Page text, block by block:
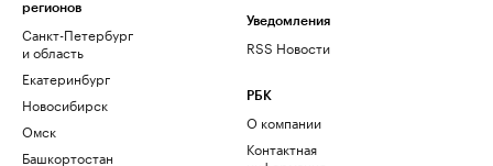
регионов
Санкт-Петербург
и область
Екатеринбург
Новосибирск
Омск
Башкортостан
Уведомления
RSS Новости
РБК
О компании
Контактная